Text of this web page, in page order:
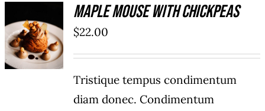
ADD TO
CART
/
DÉTAILS
Maple Mouse With Chickpeas
$22.00
Tristique tempus condimentum
diam donec. Condimentum